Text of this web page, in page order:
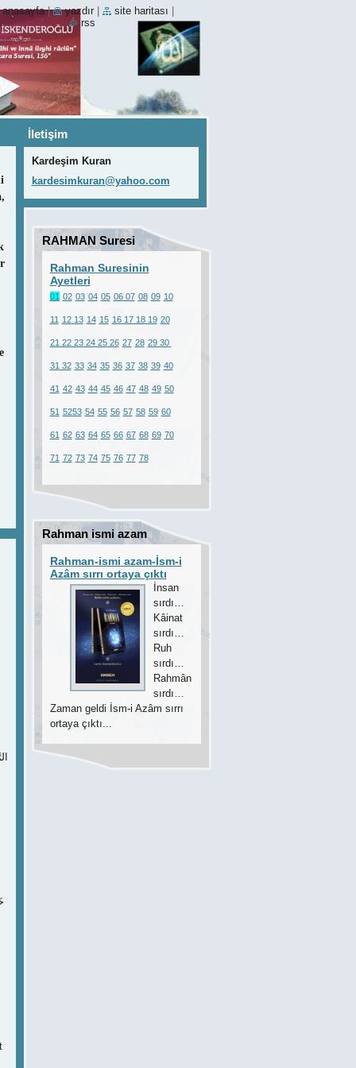
İletişim
Kardeşim Kuran
kardesim kuran@yahoo.com
RAHMAN Suresi
Rahman Suresinin
Ayetleri
01 02 03 04 05 0607 08 09 10
11 12 13 14 15 161718 19 20
21 222324 2526 27 28 2930
31 32 33 34 35 36 37 38 39 40
41 42 43 44 45 46 47 48 49 50
51 5253 54 55 56 57 58 59 60
61 62 63 64 65 66 67 68 69 70
71 72 73 74 75 76 77 78
Rahman ismi azam
Rahman-ismi azam-İsm-i
Azâm sırrı ortaya çıktı
İnsan
sırdı…
Kâinat
sırdı…
Ruh
sırdı…
Rahmân
sırdı…
Zaman geldi İsm-i Azâm sırrı
ortaya çıktı...
anasayfa | yazdır site haritası
rss